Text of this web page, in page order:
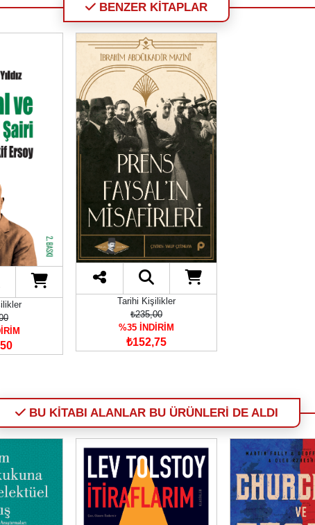
BENZER KİTAPLAR
Tarihi Kişilikler
₺235,00
%35 İNDİRİM
₺152,75
BU KİTABI ALANLAR BU ÜRÜNLERİ DE ALDI